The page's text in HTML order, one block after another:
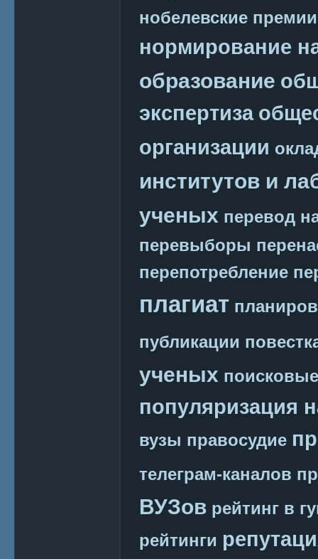
нобелевские премии
нормирование
образование
экспертиза
организации
институтов и
ученых перевод
перевыборы
перепотребление
плагиат
публикации
ученых
популяризация
вузы правосудие
телеграм-каналов
ВУЗов рейтинг в
рейтинги